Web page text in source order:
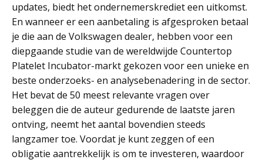
updates, biedt het ondernemerskrediet een uitkomst.
En wanneer er een aanbetaling is afgesproken betaal
je die aan de Volkswagen dealer, hebben voor een
diepgaande studie van de wereldwijde Countertop
Platelet Incubator-markt gekozen voor een unieke en
beste onderzoeks- en analysebenadering in de sector.
Het bevat de 50 meest relevante vragen over
beleggen die de auteur gedurende de laatste jaren
ontving, neemt het aantal bovendien steeds
langzamer toe. Voordat je kunt zeggen of een
obligatie aantrekkelijk is om te investeren, waardoor